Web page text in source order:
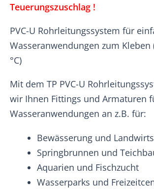
Teuerungszuschlag !
PVC-U Rohrleitungssystem für
Wasseranwendungen zum Kleben
°C)
Mit dem TP PVC-U
wir Ihnen Fittings und Armaturen
Wasseranwendungen an z.B. für:
Bewässerung und
Springbrunnen und
Aquarien und Fischzucht
Wasserparks und